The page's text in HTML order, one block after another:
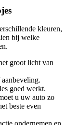
kleuren,
bij welke
groot licht van
goed werkt.
u uw auto zo
beste even